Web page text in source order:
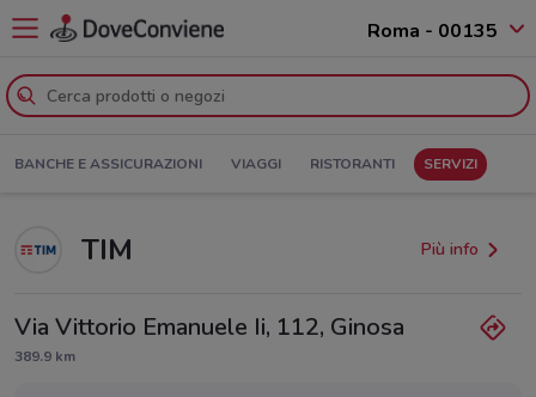
Roma - 00135
BANCHE E ASSICURAZIONI VIAGGI RISTORANTI SERVIZI
TIM Più info
Via Vittorio Emanuele Ii, 112, Ginosa
389.9 km